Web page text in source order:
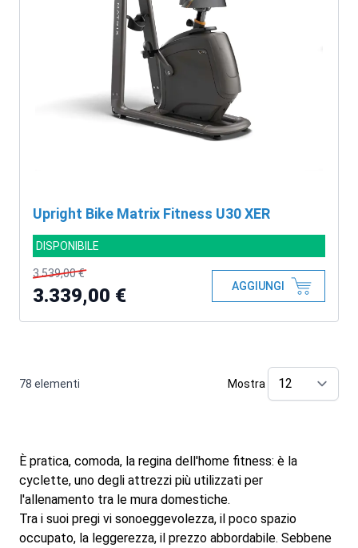
Upright Bike Matrix Fitness U30 XER
DISPONIBILE
3.539,00 €
3.339,00 € AGGIUNGI
78 elementi Mostra
È pratica, comoda, la regina dell'home fitness: è la
cyclette, uno degli attrezzi più utilizzati per
l'allenamento tra le mura domestiche.
Tra i suoi pregi vi sonoeggevolezza, il poco spazio
occupato, la leggerezza, il prezzo abbordabile. Sebbene